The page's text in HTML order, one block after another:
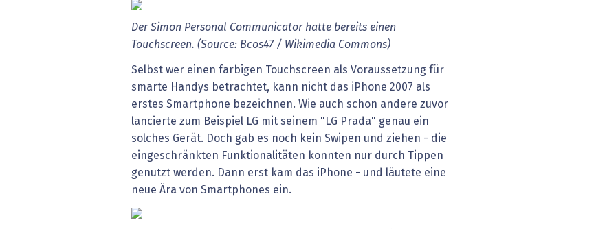
Der Simon Personal Communicator hatte bereits einen
Touchscreen. (Source: Bcos47 / Wikimedia Commons)
Selbst wer einen farbigen Touchscreen als Voraussetzung für
smarte Handys betrachtet, kann nicht das iPhone 2007 als
erstes Smartphone bezeichnen. Wie auch schon andere zuvor
lancierte zum Beispiel LG mit seinem "LG Prada" genau ein
solches Gerät. Doch gab es noch kein Swipen und ziehen - die
eingeschränkten Funktionalitäten konnten nur durch Tippen
genutzt werden. Dann erst kam das iPhone - und läutete eine
neue Ära von Smartphones ein.